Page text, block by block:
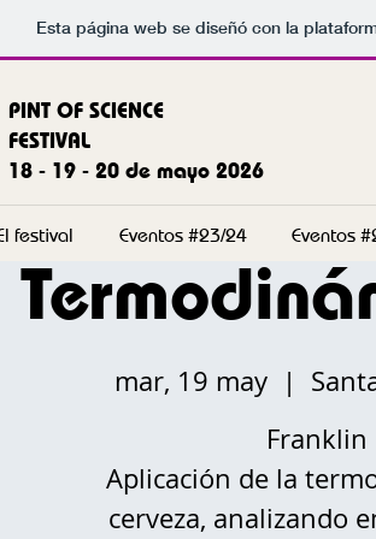
Esta página web se diseñó con la
PINT OF SCIENCE
FESTIVAL
18 - 19 - 20 de mayo 2026
festival Eventos #23/24 Eventos
mar, 19 may
  |
Franklin
Aplicación de la
cerveza, analizando